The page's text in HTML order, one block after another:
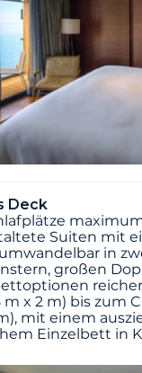
Deck
Suiten mit
in
großen
m x 2 m) bis zum
mit einem
Einzelbett in